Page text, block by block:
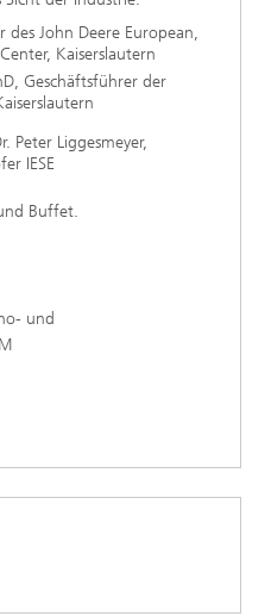
John Deere European,
Kaiserslautern
Geschäftsführer der
Peter Liggesmeyer,
IESE
Buffet.
und